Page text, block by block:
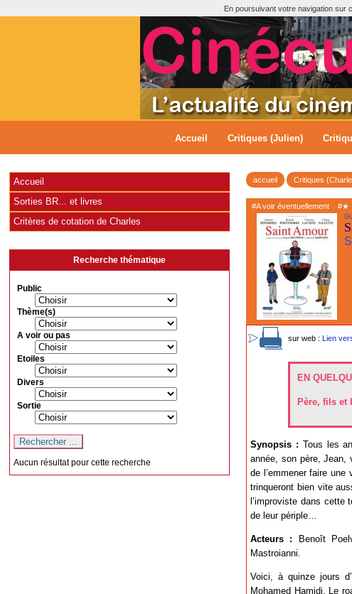
En poursuivant votre navigation sur
Accueil Critiques (Julien)
accueil Critiques
#A voir éventuellement #★
EN
Père, fils et
sur web : Lien
Synopsis : Tous les
année, son père, Jean,
de l’emmener faire
trinqueront bien vite
l’improviste dans cette
de leur périple…
Acteurs : Benoît
Mastroianni.
Voici, à quinze jours
Mohamed Hamidi. Le
Accueil
Sorties BR... et livres
Critères de cotation de Charles
Recherche thématique
Public
Thème(s)
A voir ou pas
Etoiles
Divers
Sortie
Aucun résultat pour cette recherche